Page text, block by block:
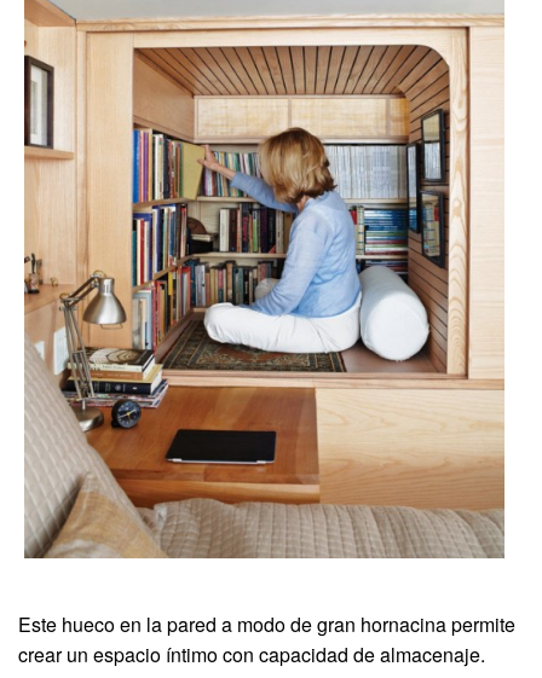
Este hueco en la pared a modo de gran hornacina permite
crear un espacio íntimo con capacidad de almacenaje.